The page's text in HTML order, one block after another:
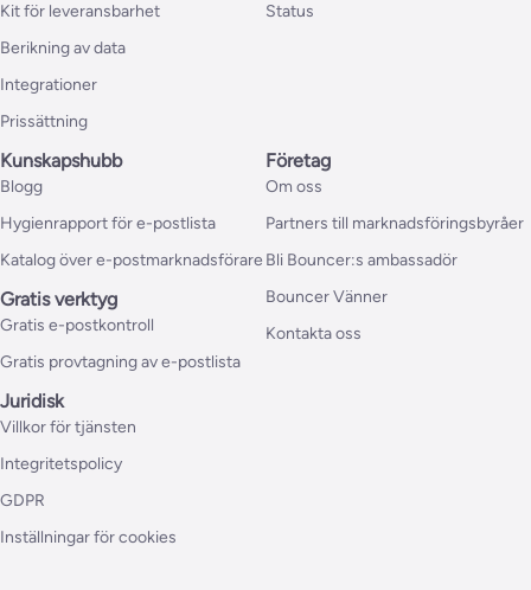
Kit för leveransbarhet
Berikning av data
Integrationer
Prissättning
Status
Kunskapshubb
Blogg
Hygienrapport för e-postlista
Katalog över e-postmarknadsförare
Gratis verktyg
Gratis e-postkontroll
Gratis provtagning av e-postlista
Företag
Om oss
Partners till marknadsföringsbyråer
Bli Bouncer:s ambassadör
Bouncer Vänner
Kontakta oss
Juridisk
Villkor för tjänsten
Integritetspolicy
GDPR
Inställningar för cookies